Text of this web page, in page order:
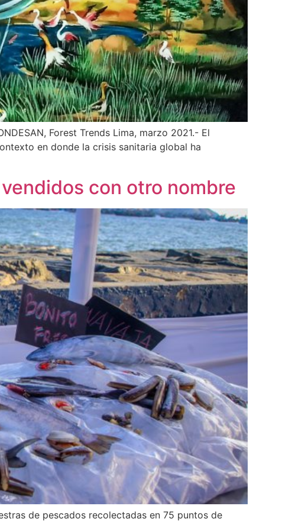
Forest Trends Lima, marzo 2021.- El
en donde la crisis sanitaria global ha
con otro nombre
de pescados recolectadas en 75 puntos de